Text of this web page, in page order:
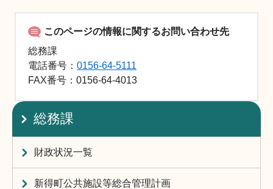
このページの情報に関するお問い合わせ先
総務課
電話番号：0156-64-5111
FAX番号：0156-64-4013
総務課
財政状況一覧
新得町公共施設等総合管理計画